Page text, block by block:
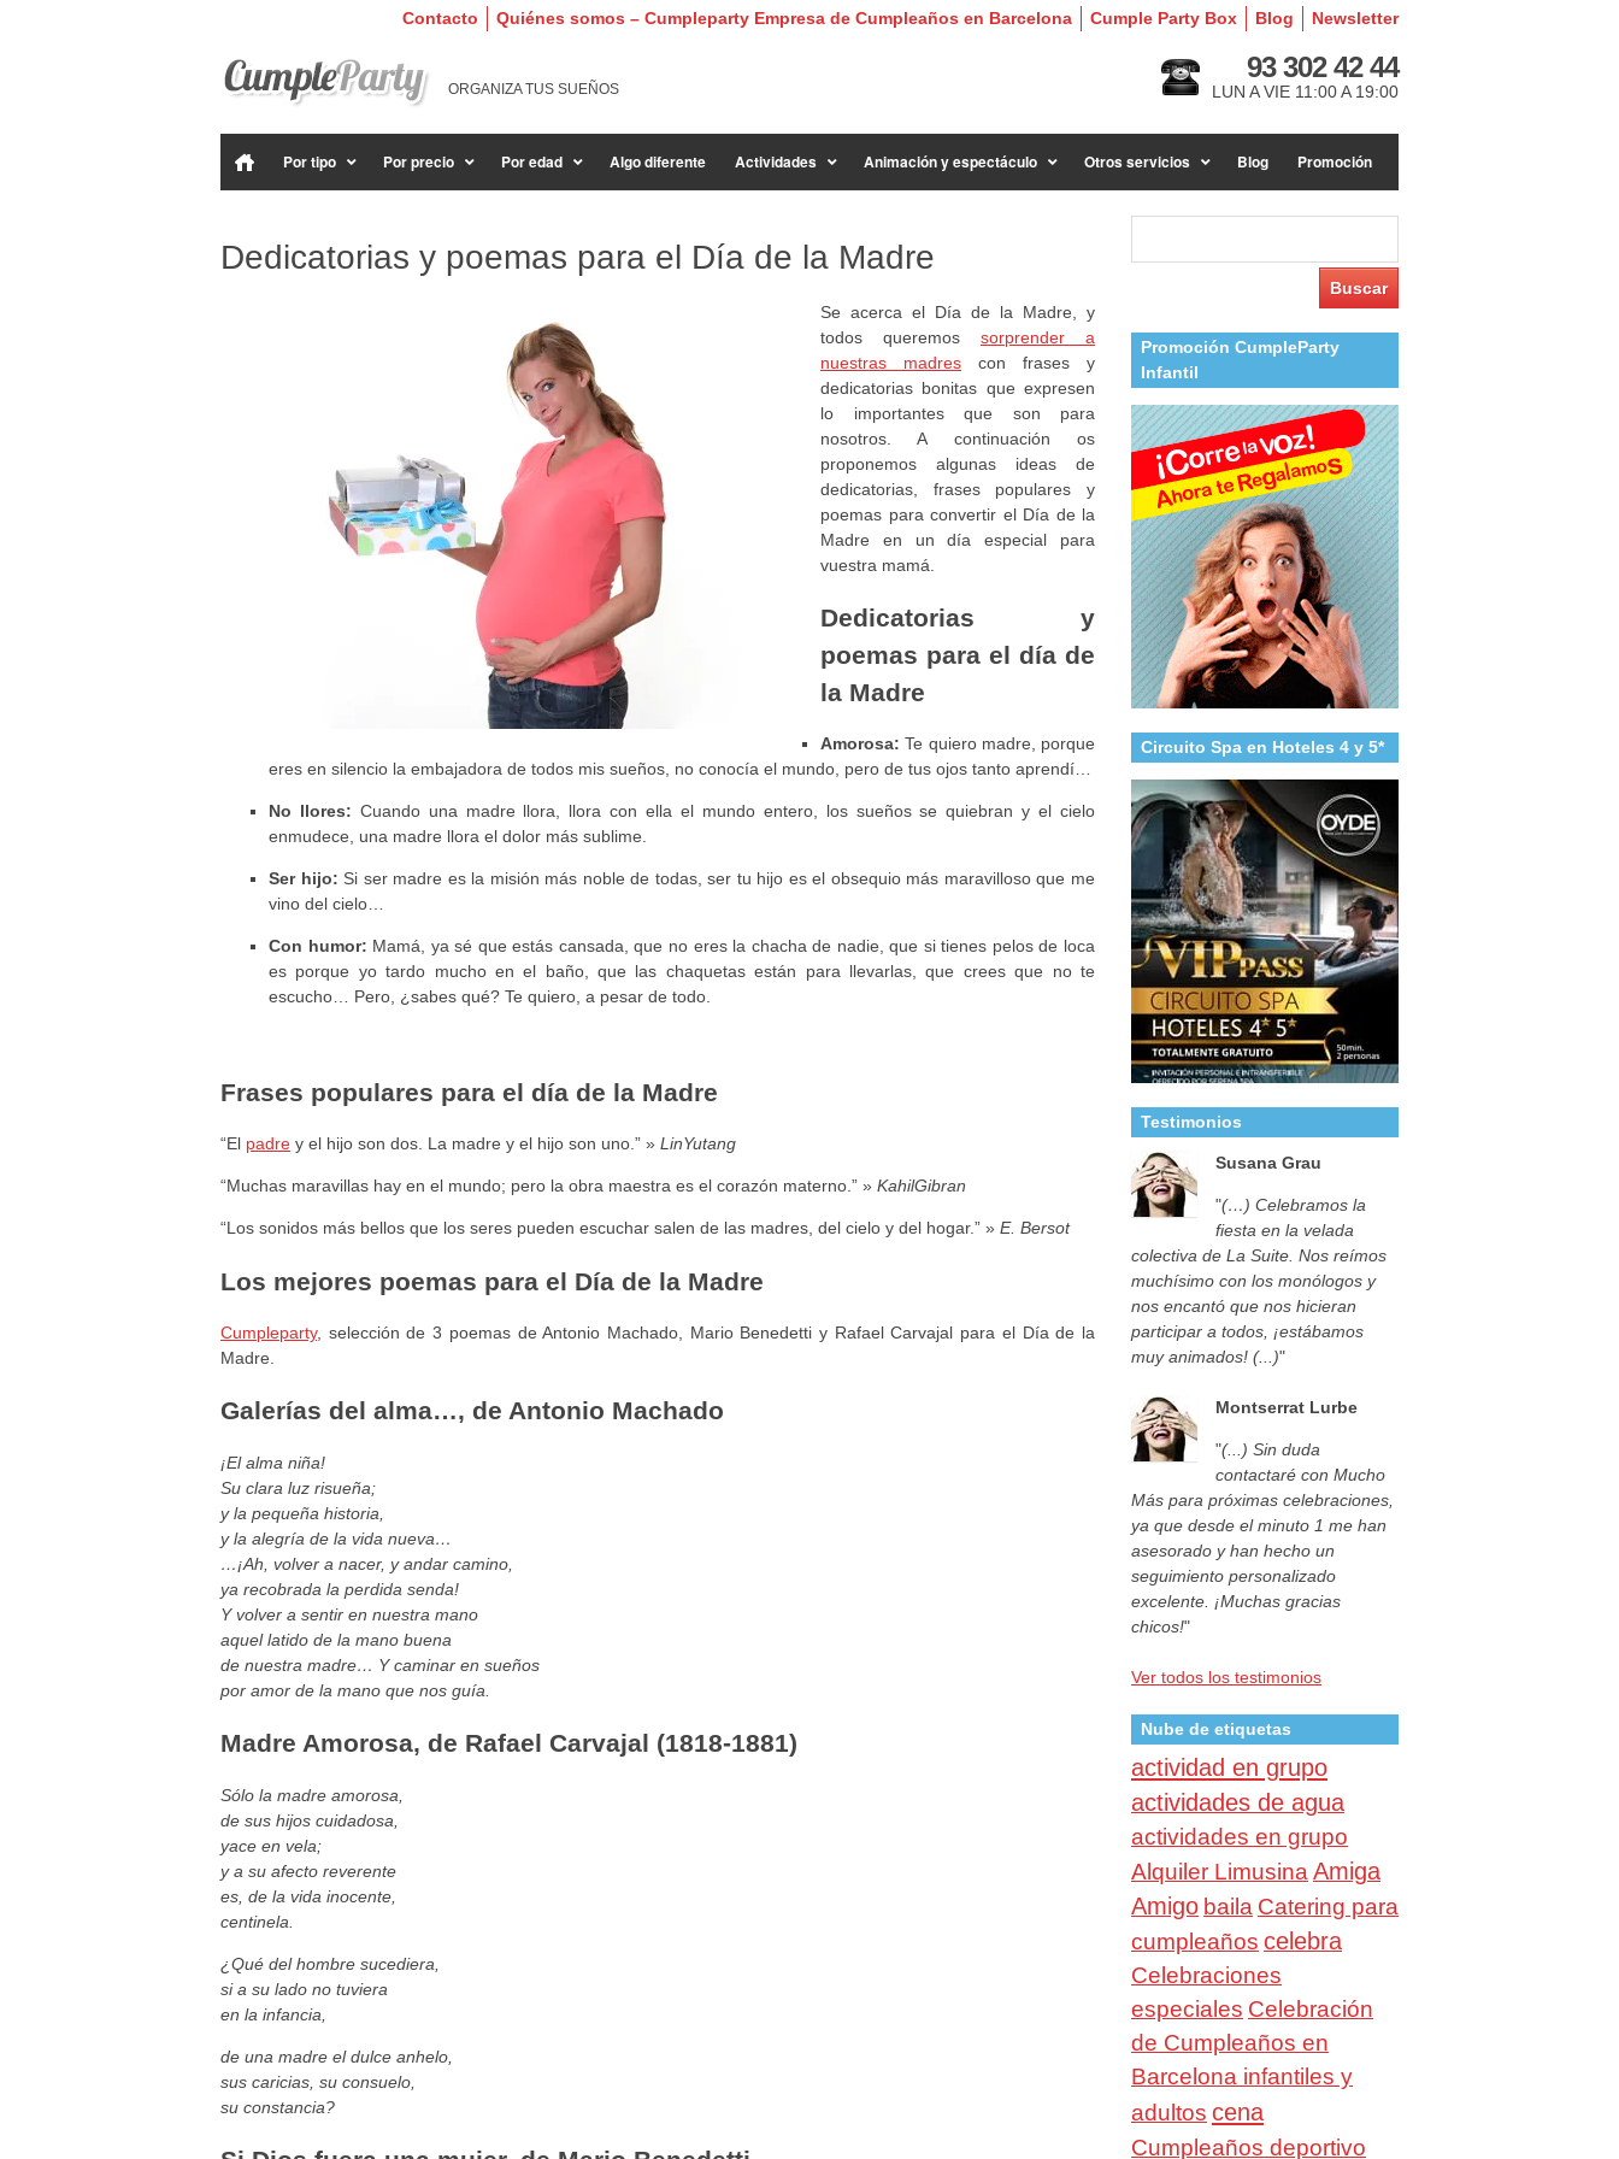
Newsletter
Blog
Cumple Party Box
Quiénes somos – Cumpleparty Empresa de Cumpleaños en Barcelona
Contacto
ORGANIZA TUS SUEÑOS
93 302 42 44
LUN A VIE 11:00 A 19:00
Por tipo Por precio Por edad Algo diferente Actividades Animación y espectáculo Otros servicios Blog Promoción
Dedicatorias y poemas para el Día de la Madre
Se acerca el Día de la Madre, y
todos queremos sorprender a
nuestras madres con frases y
dedicatorias bonitas que expresen
lo importantes que son para
nosotros. A continuación os
proponemos algunas ideas de
dedicatorias, frases populares y
poemas para convertir el Día de la
Madre en un día especial para
vuestra mamá.
Dedicatorias y
poemas para el día de
la Madre
Amorosa: Te quiero madre, porque
eres en silencio la embajadora de todos mis sueños, no conocía el mundo, pero de tus ojos tanto aprendí…
No llores: Cuando una madre llora, llora con ella el mundo entero, los sueños se quiebran y el cielo
enmudece, una madre llora el dolor más sublime.
Ser hijo: Si ser madre es la misión más noble de todas, ser tu hijo es el obsequio más maravilloso que me
vino del cielo…
Con humor: Mamá, ya sé que estás cansada, que no eres la chacha de nadie, que si tienes pelos de loca
es porque yo tardo mucho en el baño, que las chaquetas están para llevarlas, que crees que no te
escucho… Pero, ¿sabes qué? Te quiero, a pesar de todo.
Frases populares para el día de la Madre
“El padre y el hijo son dos. La madre y el hijo son uno.” » LinYutang
“Muchas maravillas hay en el mundo; pero la obra maestra es el corazón materno.” » KahilGibran
“Los sonidos más bellos que los seres pueden escuchar salen de las madres, del cielo y del hogar.” » E. Bersot
Los mejores poemas para el Día de la Madre
Cumpleparty, selección de 3 poemas de Antonio Machado, Mario Benedetti y Rafael Carvajal para el Día de la
Madre.
Galerías del alma…, de Antonio Machado
¡El alma niña!
Su clara luz risueña;
y la pequeña historia,
y la alegría de la vida nueva…
…¡Ah, volver a nacer, y andar camino,
ya recobrada la perdida senda!
Y volver a sentir en nuestra mano
aquel latido de la mano buena
de nuestra madre… Y caminar en sueños
por amor de la mano que nos guía.
Madre Amorosa, de Rafael Carvajal (1818-1881)
Sólo la madre amorosa,
de sus hijos cuidadosa,
yace en vela;
y a su afecto reverente
es, de la vida inocente,
centinela.
¿Qué del hombre sucediera,
si a su lado no tuviera
en la infancia,
de una madre el dulce anhelo,
sus caricias, su consuelo,
su constancia?
Promoción CumpleParty
Infantil
Circuito Spa en Hoteles 4 y 5*
Testimonios
Susana Grau
"(…) Celebramos la
fiesta en la velada
colectiva de La Suite. Nos reímos
muchísimo con los monólogos y
nos encantó que nos hicieran
participar a todos, ¡estábamos
muy animados! (...)"
Montserrat Lurbe
"(...) Sin duda
contactaré con Mucho
Más para próximas celebraciones,
ya que desde el minuto 1 me han
asesorado y han hecho un
seguimiento personalizado
excelente. ¡Muchas gracias
chicos!"
Ver todos los testimonios
Nube de etiquetas
actividad en grupo
actividades de agua
actividades en grupo
Alquiler Limusina Amiga
Amigo baila Catering para
cumpleaños celebra
Celebraciones
especiales Celebración
de Cumpleaños en
Barcelona infantiles y
adultos cena
Cumpleaños deportivo